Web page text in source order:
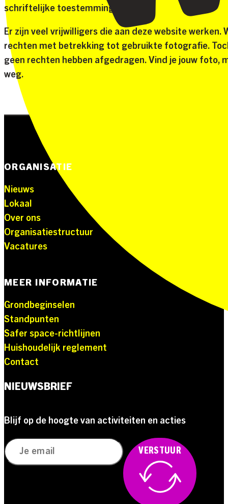
schriftelijke toestemming.
Er zijn veel vrijwilligers die aan deze website werken.
rechten met betrekking tot gebruikte fotografie.
geen rechten hebben afgedragen. Vind je jouw foto,
weg.
ORGANISATIE
Nieuws
Lokaal
Over ons
Organisatiestructuur
Vacatures
MEER INFORMATIE
Grondbeginselen
Standpunten
Safer space-richtlijnen
Huishoudelijk reglement
Contact
NIEUWSBRIEF
Blijf op de hoogte van activiteiten en acties
VERSTUUR